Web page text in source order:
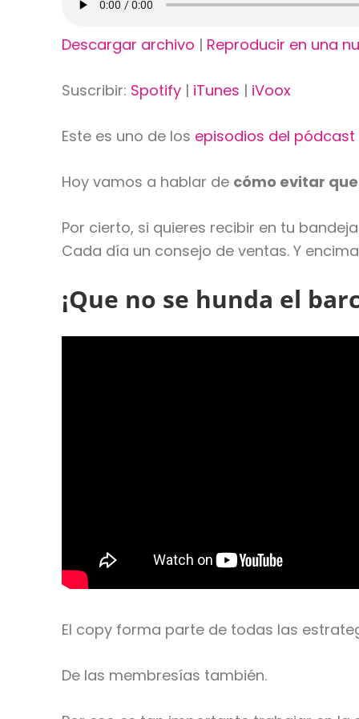
Descargar archivo | Reproducir en una
Suscribir: Spotify | iTunes | iVoox
Este es uno de los episodios del pódcast
Hoy vamos a hablar de cómo evitar
Por cierto, si quieres recibir en tu
Cada día un consejo de ventas. Y
¡Que no se hunda el
El copy forma parte de todas las
De las membresías también.